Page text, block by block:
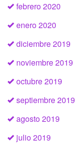
febrero 2020
enero 2020
diciembre 2019
noviembre 2019
octubre 2019
septiembre 2019
agosto 2019
julio 2019